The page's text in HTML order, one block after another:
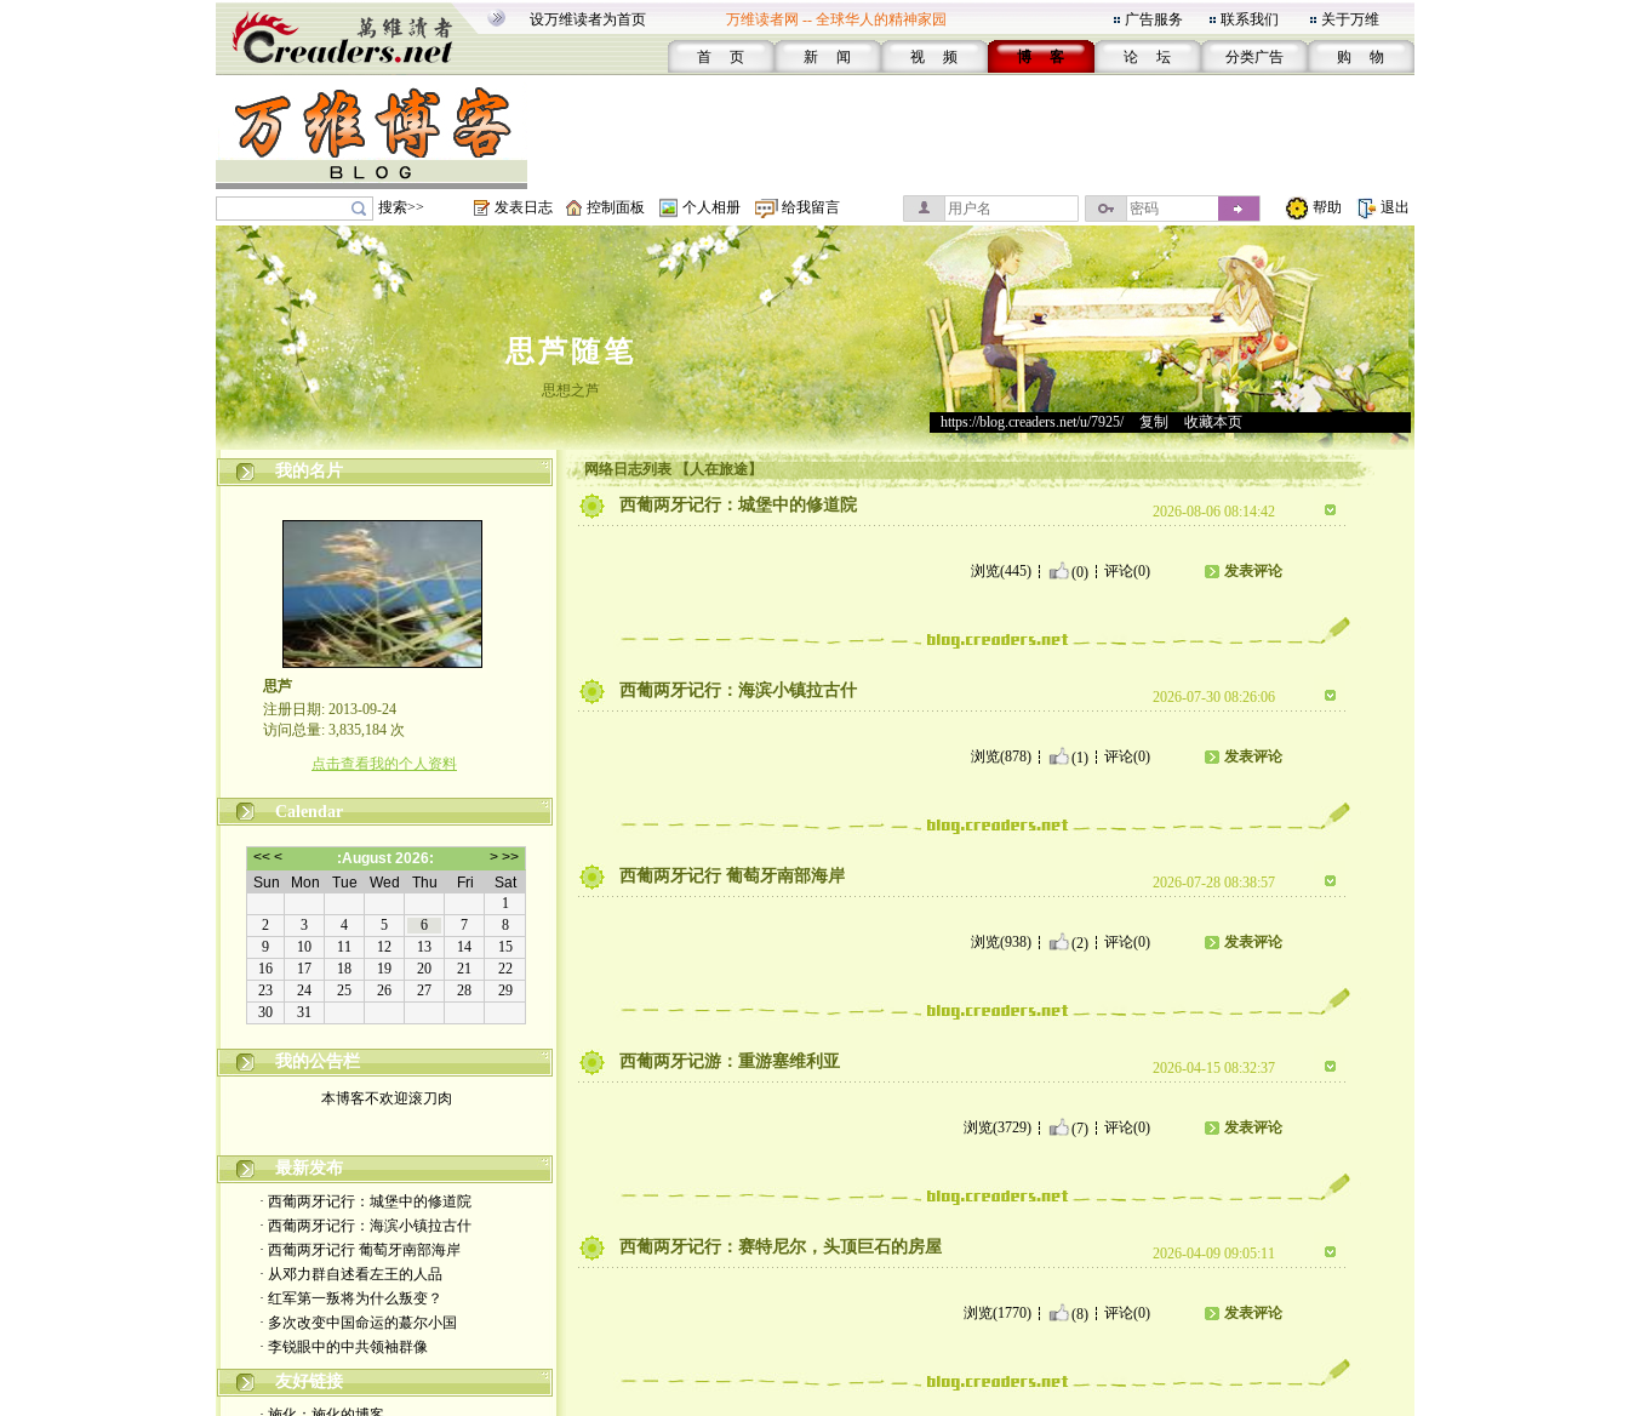
设万维读者为首页 万维读者网 -- 全球华人的精神家园 广告服务 联系我们 关于万维
首 页 新 闻 视 频 博 客 论 坛 分类广告 购 物
搜索>> 发表日志 控制面板 个人相册 给我留言 帮助 退出
思芦随笔
思想之芦
https://blog.creaders.net/u/7925/> 复制 收藏本页
我的名片
思芦
注册日期: 2013-09-24
访问总量: 3,835,184 次
点击查看我的个人资料
Calendar
我的公告栏
本博客不欢迎滚刀肉
最新发布
· 西葡两牙记行：城堡中的修道院
· 西葡两牙记行：海滨小镇拉古什
· 西葡两牙记行 葡萄牙南部海岸
· 从邓力群自述看左王的人品
· 红军第一叛将为什么叛变？
· 多次改变中国命运的蕞尔小国
· 李锐眼中的中共领袖群像
友好链接
网络日志列表 【人在旅途】
西葡两牙记行：城堡中的修道院 2026-08-06 08:14:42
浏览(445) (0) 评论(0) 发表评论
西葡两牙记行：海滨小镇拉古什 2026-07-30 08:26:06
浏览(878) (1) 评论(0) 发表评论
西葡两牙记行 葡萄牙南部海岸 2026-07-28 08:38:57
浏览(938) (2) 评论(0) 发表评论
西葡两牙记游：重游塞维利亚 2026-04-15 08:32:37
浏览(3729) (7) 评论(0) 发表评论
西葡两牙记行：赛特尼尔，头顶巨石的房屋 2026-04-09 09:05:11
浏览(1770) (8) 评论(0) 发表评论